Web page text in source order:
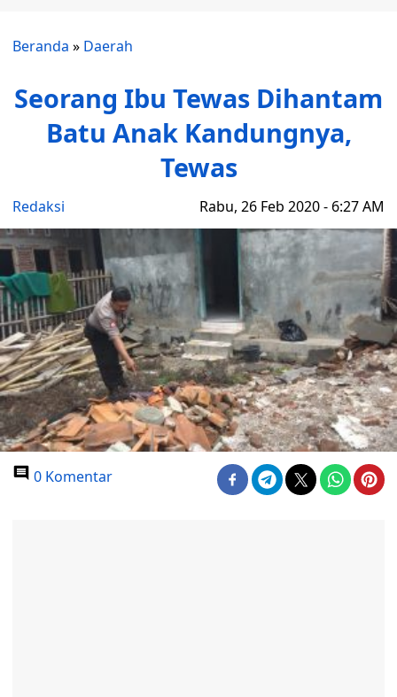
Beranda » Daerah
Seorang Ibu Tewas Dihantam
Batu Anak Kandungnya,
Tewas
Redaksi Rabu, 26 Feb 2020 - 6:27 AM
0 Komentar